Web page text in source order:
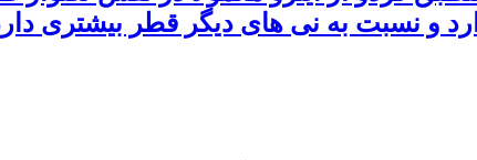
و نسبت به نی های دیگر قطر بیشتری